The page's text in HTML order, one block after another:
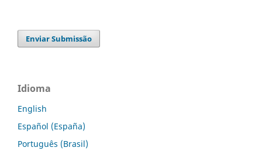
Enviar Submissão
Idioma
English
Español (España)
Português (Brasil)